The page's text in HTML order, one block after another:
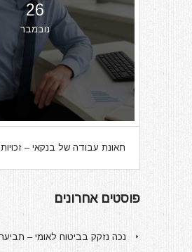
26
נובמבר
תאונת עבודה של בנקאי – זכויות
פוסטים אחרונים